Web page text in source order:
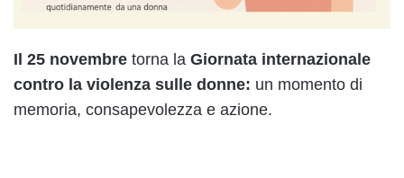
Il 25 novembre torna la Giornata internazionale
contro la violenza sulle donne: un momento di
memoria, consapevolezza e azione.